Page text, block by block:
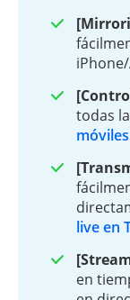
todas
móviles
live en
en